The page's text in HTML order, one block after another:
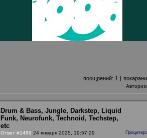
поощрений: 1 |
Drum & Bass, Jungle, Darkstep, Liquid
Funk, Neurofunk, Technoid, Techstep,
etc
Ответ #1489 24 января 2025, 19:57:29